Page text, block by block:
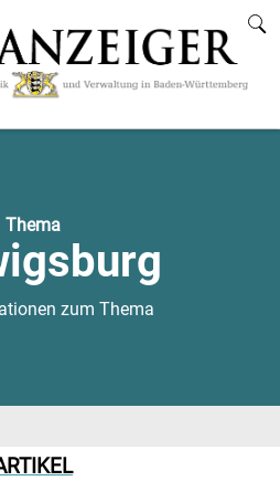
Thema
zum Thema